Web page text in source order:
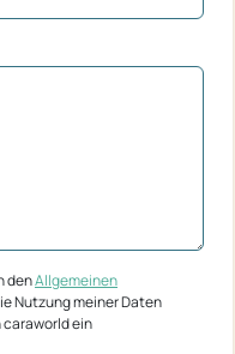
denAllgemeinen
Nutzung meiner Daten
caraworld ein